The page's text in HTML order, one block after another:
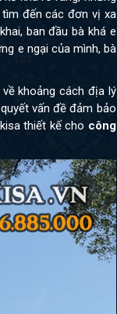
tìm đến các đơn vị xa
ban đầu bà khá e
e ngại của mình, bà
khoảng cách địa lý
vấn đề đảm bảo
thiết kế cho công